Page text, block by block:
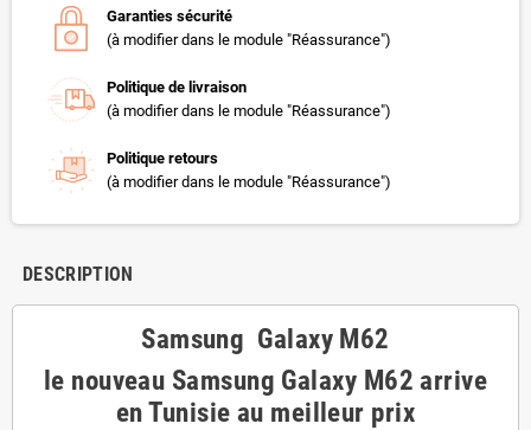
Garanties sécurité
(à modifier dans le module "Réassurance")
Politique de livraison
(à modifier dans le module "Réassurance")
Politique retours
(à modifier dans le module "Réassurance")
DESCRIPTION
Samsung Galaxy M62
le nouveau Samsung Galaxy M62 arrive
en Tunisie au meilleur prix